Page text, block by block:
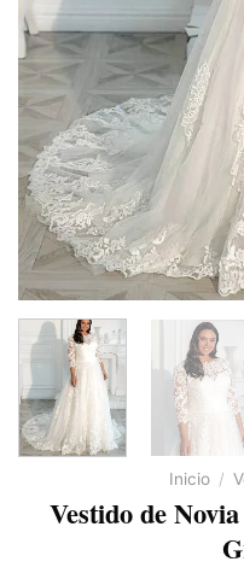
Inicio /
Vestido de